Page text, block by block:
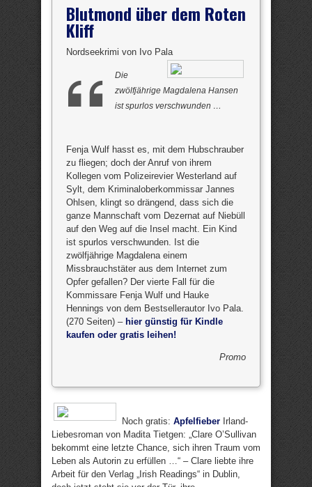
Blutmond über dem Roten
Kliff
Nordseekrimi von Ivo Pala
Die
zwölfjährige Magdalena Hansen
ist spurlos verschwunden …
Fenja Wulf hasst es, mit dem Hubschrauber
zu fliegen; doch der Anruf von ihrem
Kollegen vom Polizeirevier Westerland auf
Sylt, dem Kriminaloberkommissar Jannes
Ohlsen, klingt so drängend, dass sich die
ganze Mannschaft vom Dezernat auf Niebüll
auf den Weg auf die Insel macht. Ein Kind
ist spurlos verschwunden. Ist die
zwölfjährige Magdalena einem
Missbrauchstäter aus dem Internet zum
Opfer gefallen? Der vierte Fall für die
Kommissare Fenja Wulf und Hauke
Hennings von dem Bestsellerautor Ivo Pala.
(270 Seiten) – hier günstig für Kindle
kaufen oder gratis leihen!
Promo
Noch gratis: Apfelfieber Irland-
Liebesroman von Madita Tietgen: „Clare O’Sullivan
bekommt eine letzte Chance, sich ihren Traum vom
Leben als Autorin zu erfüllen …“ – Clare liebte ihre
Arbeit für den Verlag „Irish Readings“ in Dublin,